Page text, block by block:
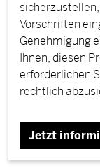
Vorschriften
Genehmigung
Ihnen, diesen
erforderlichen
rechtlich
Jetzt